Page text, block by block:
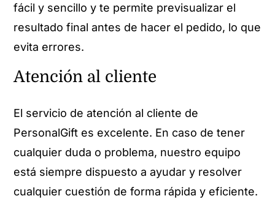
fácil y sencillo y te permite previsualizar el
resultado final antes de hacer el pedido, lo que
evita errores.
Atención al cliente
El servicio de atención al cliente de
PersonalGift es excelente. En caso de tener
cualquier duda o problema, nuestro equipo
está siempre dispuesto a ayudar y resolver
cualquier cuestión de forma rápida y eficiente.